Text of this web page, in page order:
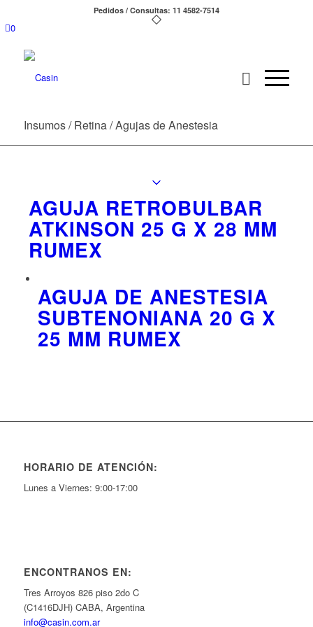
Pedidos / Consultas: 11 4582-7514
0
Insumos / Retina / Agujas de Anestesia
AGUJA RETROBULBAR
ATKINSON 25 G X 28 MM
RUMEX
AGUJA DE ANESTESIA
SUBTENONIANA 20 G X
25 MM RUMEX
HORARIO DE ATENCIÓN:
Lunes a Viernes: 9:00-17:00
ENCONTRANOS EN:
Tres Arroyos 826 piso 2do C
(C1416DJH) CABA, Argentina
info@casin.com.ar